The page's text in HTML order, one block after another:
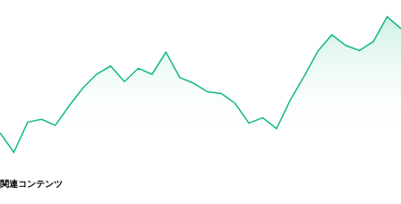
関連コンテンツ